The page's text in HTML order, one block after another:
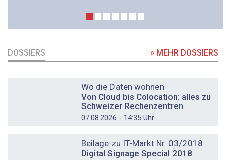
DOSSIERS » MEHR DOSSIERS
Wo die Daten wohnen
Von Cloud bis Colocation: alles zu
Schweizer Rechenzentren
07.08.2026 - 14:35 Uhr
Beilage zu IT-Markt Nr. 03/2018
Digital Signage Special 2018